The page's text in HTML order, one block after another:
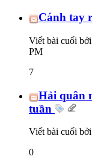
Cánh tay
Viết bài cuối bởi
PM
7
Hải quân
tuần
Viết bài cuối bởi
0